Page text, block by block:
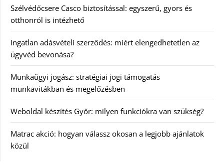
Szélvédőcsere Casco biztosítással: egyszerű, gyors és
otthonról is intézhető
Ingatlan adásvételi szerződés: miért elengedhetetlen az
ügyvéd bevonása?
Munkaügyi jogász: stratégiai jogi támogatás
munkavitákban és megelőzésben
Weboldal készítés Győr: milyen funkciókra van szükség?
Matrac akció: hogyan válassz okosan a legjobb ajánlatok
közül